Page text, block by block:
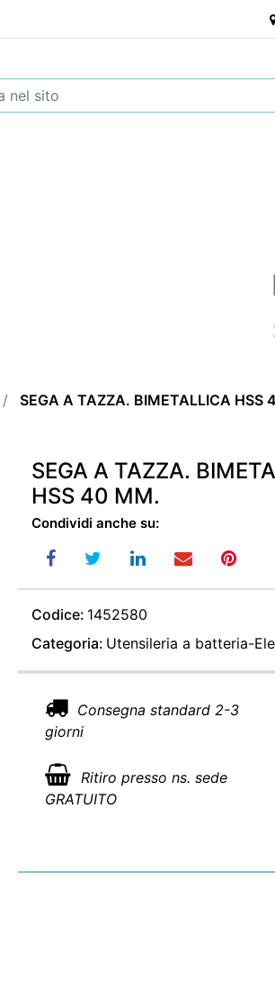
SEGA A TAZZA. BIMETALLICA HSS
SEGA A TAZZA.
HSS 40 MM.
Condividi anche su:
Codice: 1452580
Categoria: Utensileria a batteria-
Consegna standard 2-3
giorni
Ritiro presso ns. sede
GRATUITO